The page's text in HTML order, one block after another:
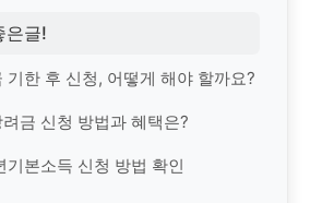
은글!
기한 후 신청, 어떻게 해야 할까요?
금 신청 방법과 혜택은?
기본소득 신청 방법 확인